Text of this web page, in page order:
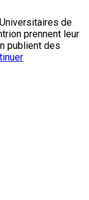
de
prennent leur
publient des